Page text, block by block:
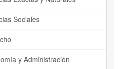
Sociales
y Administración